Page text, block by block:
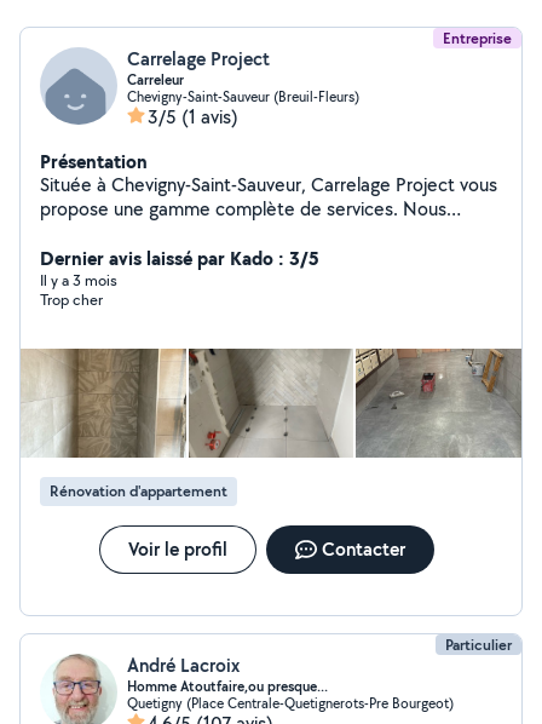
Entreprise
Carrelage Project
Carreleur
Chevigny-Saint-Sauveur (Breuil-Fleurs)
3/5 (1 avis)
Présentation
Située à Chevigny-Saint-Sauveur, Carrelage Project vous
propose une gamme complète de services. Nous
carrelage, revêtements de sol et rénovation de salle de
bain. Forts de plus de 30 ans d'expérience.
Dernier avis laissé par Kado : 3/5
Il y a 3 mois
Trop cher
Rénovation d'appartement
Voir le profil Contacter
Particulier
André Lacroix
Homme Atoutfaire,ou presque...
Quetigny (Place Centrale-Quetignerots-Pre Bourgeot)